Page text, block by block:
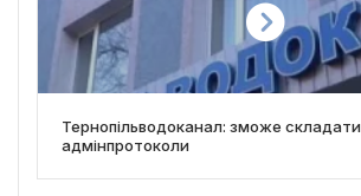
Тернопільводоканал: зможе складати
адмінпротоколи